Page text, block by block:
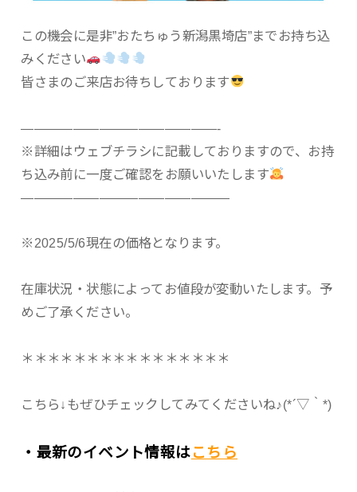
この機会に是非”おたちゅう新潟黒埼店”までお持ち込
みください
皆さまのご来店お待ちしております
———————————————-
※詳細はウェブチラシに記載しておりますので、お持
ち込み前に一度ご確認をお願いいたします
————————————————
※2025/5/6現在の価格となります。
在庫状況・状態によってお値段が変動いたします。予
めご了承ください。
＊＊＊＊＊＊＊＊＊＊＊＊＊＊＊＊
こちら↓もぜひチェックしてみてくださいね♪(*´▽｀*)
・最新のイベント情報はこちら